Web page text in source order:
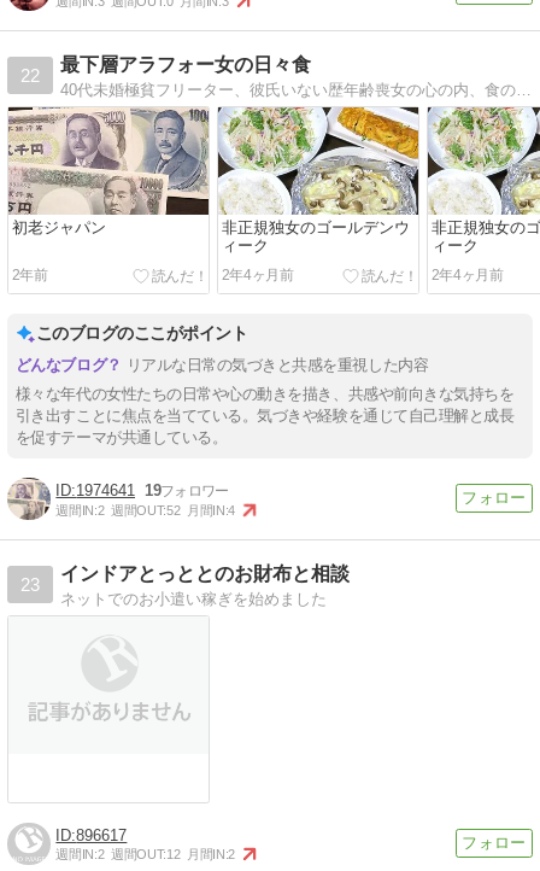
22
最下層アラフォー女の日々食
40代未婚極貧フリーター、彼氏いない歴年齢喪女の心の内、食の写真、愚痴等吐くブログ。婚活の話も少し。
初老ジャパン
2年前
非正規独女のゴールデンウ
ィーク
2年4ヶ月前
非正規独女の
ィーク
2年4ヶ月前
このブログのここがポイント
リアルな日常の気づきと共感を重視した内容
様々な年代の女性たちの日常や心の動きを描き、共感や前向きな気持ちを
引き出すことに焦点を当てている。気づきや経験を通じて自己理解と成長
を促すテーマが共通している。
1974641 19
週間IN:2 週間OUT:52 月間IN:4
23
インドアとっととのお財布と相談
ネットでのお小遣い稼ぎを始めました
896617
週間IN:2 週間OUT:12 月間IN:2